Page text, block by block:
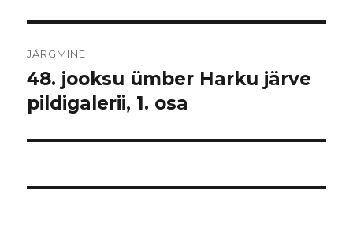
JÄRGMINE
Järgmine
postitus:
48. jooksu ümber Harku järve
pildigalerii, 1. osa